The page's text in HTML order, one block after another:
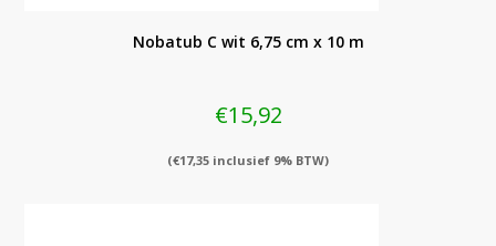
Nobatub C wit 6,75 cm x 10 m
€15,92
(€17,35 inclusief 9% BTW)